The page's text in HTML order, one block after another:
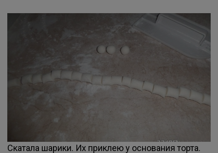
Скатала шарики. Их приклею у основания торта.